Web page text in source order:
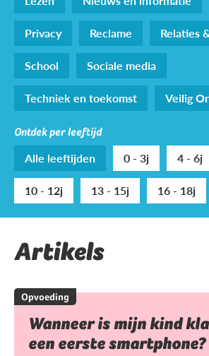
Privacy
Reclame
Relaties
School
Sociale media
Techniek en toekomst
Veilig
Ontdek per leeftijd
Alle leeftijden 0 - 3j 4 - 6j
10 - 12j
13 - 15j 16 - 18j
Artikels
Opvoeding
Wanneer is mijn kind
een eerste smartphone?